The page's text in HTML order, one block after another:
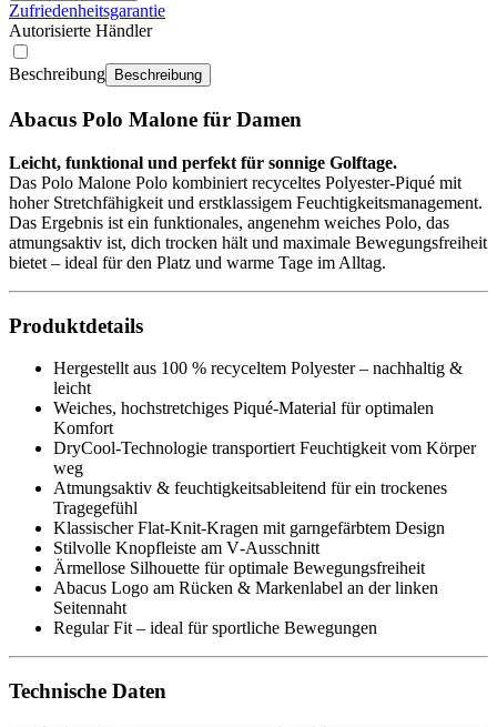
Zufriedenheitsgarantie
Autorisierte Händler
Beschreibung Beschreibung
Abacus Polo Malone für Damen
Leicht, funktional und perfekt für sonnige Golftage.
Das Polo Malone Polo kombiniert recyceltes Polyester‑Piqué mit
hoher Stretchfähigkeit und erstklassigem Feuchtigkeitsmanagement.
Das Ergebnis ist ein funktionales, angenehm weiches Polo, das
atmungsaktiv ist, dich trocken hält und maximale Bewegungsfreiheit
bietet – ideal für den Platz und warme Tage im Alltag.
Produktdetails
Hergestellt aus 100 % recyceltem Polyester – nachhaltig &
leicht
Weiches, hochstretchiges Piqué‑Material für optimalen
Komfort
DryCool‑Technologie transportiert Feuchtigkeit vom Körper
weg
Atmungsaktiv & feuchtigkeitsableitend für ein trockenes
Tragegefühl
Klassischer Flat‑Knit‑Kragen mit garngefärbtem Design
Stilvolle Knopfleiste am V‑Ausschnitt
Ärmellose Silhouette für optimale Bewegungsfreiheit
Abacus Logo am Rücken & Markenlabel an der linken
Seitennaht
Regular Fit – ideal für sportliche Bewegungen
Technische Daten